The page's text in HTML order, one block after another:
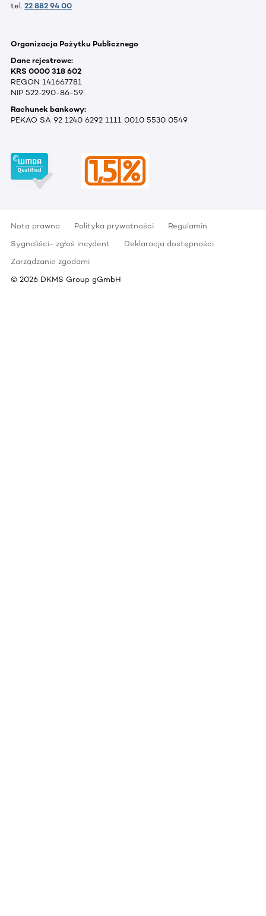
tel. 22 882 94 00
Organizacja Pożytku Publicznego
Dane rejestrowe:
KRS 0000 318 602
REGON 141667781
NIP 522-290-86-59
Rachunek bankowy:
PEKAO SA 92 1240 6292 1111 0010 5530 0549
Nota prawna Polityka prywatności
Regulamin
Sygnaliści- zgłoś incydent
Deklaracja dostępności
Zarządzanie zgodami
© 2026 DKMS Group gGmbH